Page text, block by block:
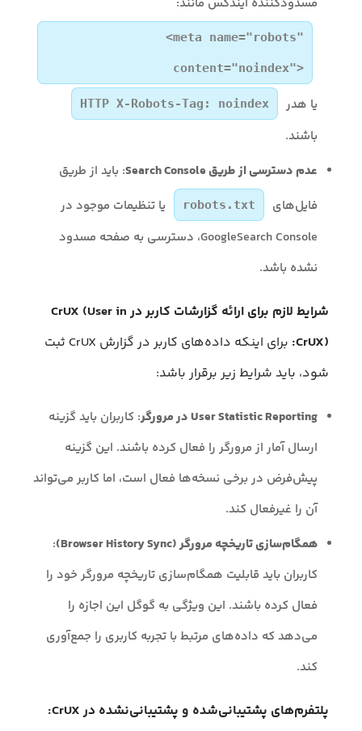
مسدودکننده ایندکس مانند:
<meta name="robots"
content="noindex">
یا هدر HTTP X-Robots-Tag: noindex
باشند.
عدم دسترسی از طریق Search Console
: باید از طریق
فایل‌های
robots.txt
یا تنظیمات موجود در
GoogleSearch Console، دسترسی به صفحه مسدود
نشده باشد.
شرایط لازم برای ارائه گزارشات کاربر در CrUX (User in
CrUX):
برای اینکه داده‌های کاربر در گزارش CrUX ثبت
شود، باید شرایط زیر برقرار باشد:
User Statistic Reporting در مرورگر
: کاربران باید گزینه
ارسال آمار از مرورگر را فعال کرده باشند. این گزینه
پیش‌فرض در برخی نسخه‌ها فعال است، اما کاربر می‌تواند
آن را غیرفعال کند.
همگام‌سازی تاریخچه مرورگر (Browser History Sync)
:
کاربران باید قابلیت همگام‌سازی تاریخچه مرورگر خود را
فعال کرده باشند. این ویژگی به گوگل این اجازه را
می‌دهد که داده‌های مرتبط با تجربه کاربری را جمع‌آوری
کند.
پلتفرم‌های پشتیبانی‌شده و پشتیبانی‌نشده در CrUX: